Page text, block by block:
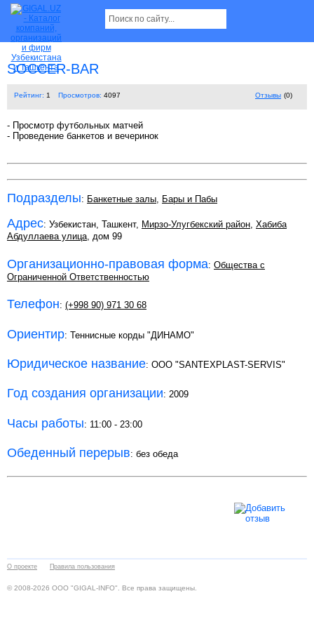
SOCCER-BAR
Рейтинг: 1 Просмотров: 4097 Отзывы (0)
- Просмотр футбольных матчей
- Проведение банкетов и вечеринок
Подразделы: Банкетные залы, Бары и Пабы
Адрес: Узбекистан, Ташкент, Мирзо-Улугбекский район, Хабиба
Абдуллаева улица, дом 99
Организационно-правовая форма: Общества с
Ограниченной Ответственностью
Телефон: (+998 90) 971 30 68
Ориентир: Теннисные корды "ДИНАМО"
Юридическое название: ООО "SANTEXPLAST-SERVIS"
Год создания организации: 2009
Часы работы: 11:00 - 23:00
Обеденный перерыв: без обеда
О проекте Правила пользования
© 2008-2026 ООО "GIGAL-INFO". Все права защищены.